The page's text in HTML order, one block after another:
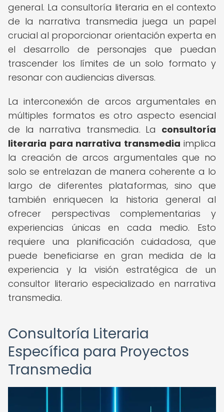
general. La consultoría literaria en el contexto
de la narrativa transmedia juega un papel
crucial al proporcionar orientación experta en
el desarrollo de personajes que puedan
trascender los límites de un solo formato y
resonar con audiencias diversas.
La interconexión de arcos argumentales en
múltiples formatos es otro aspecto esencial
de la narrativa transmedia. La consultoría
literaria para narrativa transmedia implica
la creación de arcos argumentales que no
solo se entrelazan de manera coherente a lo
largo de diferentes plataformas, sino que
también enriquecen la historia general al
ofrecer perspectivas complementarias y
experiencias únicas en cada medio. Esto
requiere una planificación cuidadosa, que
puede beneficiarse en gran medida de la
experiencia y la visión estratégica de un
consultor literario especializado en narrativa
transmedia.
Consultoría Literaria
Específica para Proyectos
Transmedia